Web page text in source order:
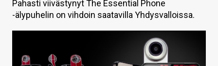
HINTA.FI
VAIHDA TEEMA
Pahasti viivästynyt The Essential Phone
-älypuhelin on vihdoin saatavilla Yhdysvalloissa.